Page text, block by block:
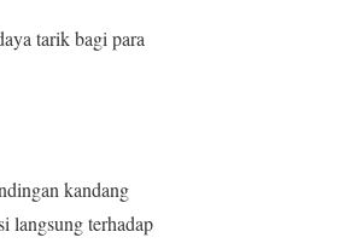
tarik bagi para
kandang
langsung terhadap